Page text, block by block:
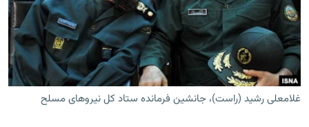
به ما بپیوندید
زبان‌های دیگر
غلامعلی رشید (راست)، جانشین فرمانده ستاد کل نیروهای مسلح